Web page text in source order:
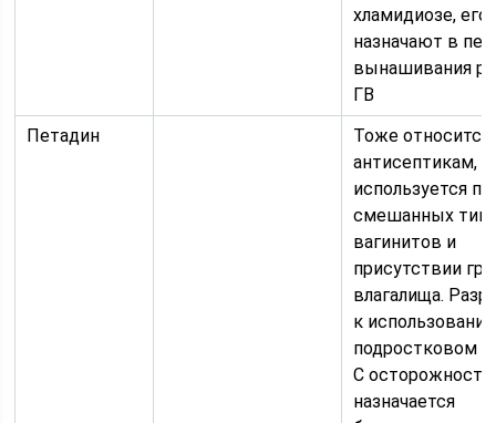
хламидиозе, его
назначают в
вынашивания
ГВ
Петадин
Тоже относится
антисептикам,
используется
смешанных
вагинитов и
присутствии
влагалища.
к
подростковом
С
назначается